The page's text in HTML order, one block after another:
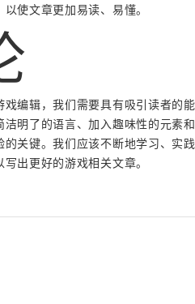
使文章更加易读、易懂。
戏编辑，我们需要具有吸引读者的
洁明了的语言、加入趣味性的元素
关键。我们应该不断地学习、实
出更好的游戏相关文章。